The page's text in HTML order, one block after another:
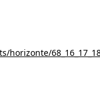
horizonte/